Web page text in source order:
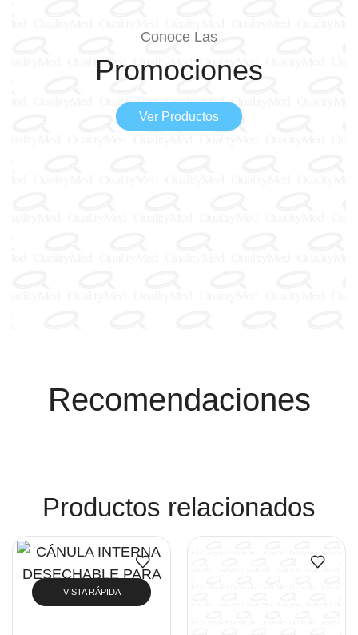
Conoce Las
Promociones
Ver Productos
Recomendaciones
Productos relacionados
VISTA RÁPIDA